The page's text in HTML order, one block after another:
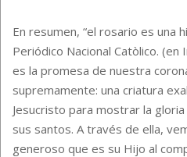
En resumen, “el rosario es una
Periódico Nacional Catòlico. (en
es la promesa de nuestra
supremamente: una criatura
Jesucristo para mostrar la
sus santos. A través de ella,
generoso que es su Hijo al